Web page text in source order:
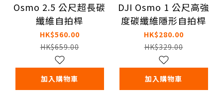
Osmo 2.5 公尺超長碳
纖維自拍桿
HK$560.00
HK$659.00
加入購物車
DJI Osmo 1 公尺高強
度碳纖維隱形自拍桿
HK$280.00
HK$329.00
加入購物車